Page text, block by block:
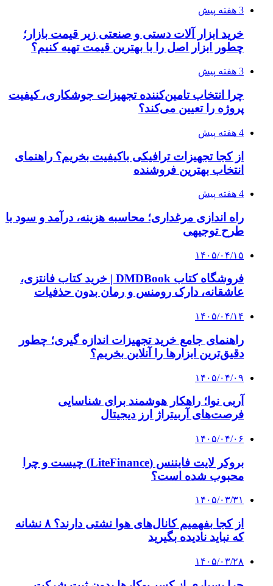
محبوب شده است؟
۱۴۰۵/۰۳/۳۱
از کجا بفهمیم کانال‌های هوا نشتی دارند؟ ۸ نشانه
که نباید نادیده بگیرید
۱۴۰۵/۰۳/۲۸
چرا بسیاری از کسب‌وکارها بدون ثبت شرکت
نمی‌توانند با سازمان‌ها و شرکت‌های بزرگ همکاری
پیشنهاد سردبیر
۱۴۰۴/۱۰/۰۶
ماجرای عجیب زنی که در زندان حقوقدان شد
۱۴۰۲/۱۰/۲۷
پشت پرده قتل در مهمانی زعفرانیه چه بود
۱۴۰۲/۱۰/۲۷
همه فکر می‌کردند مرده، زنده بود
۱۴۰۲/۱۰/۲۵
۱۴۰۲/۱۰/۲۲
کمک به ۸ پدر بیمار به جای رفتن به زندان | با حکم
کمک نیازمندان می‌روند
کلیه حقوق متعلق به راهیان اقتصادی می باشد
دکمه بازگشت به بالا